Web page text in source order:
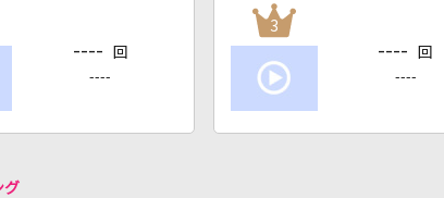
---- 回
----
3
---- 回
----
グ